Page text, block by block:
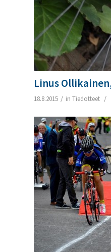
Linus
18.8.2015 / in Tiedotteet /